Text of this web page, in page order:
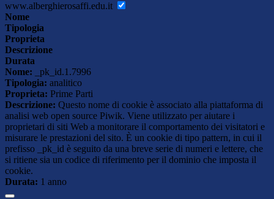
www.alberghierosaffi.edu.it
Nome
Tipologia
Proprieta
Descrizione
Durata
Nome: _pk_id.1.7996
Tipologia: analitico
Proprieta: Prime Parti
Descrizione: Questo nome di cookie è associato alla piattaforma di
analisi web open source Piwik. Viene utilizzato per aiutare i
proprietari di siti Web a monitorare il comportamento dei visitatori e
misurare le prestazioni del sito. È un cookie di tipo pattern, in cui il
prefisso _pk_id è seguito da una breve serie di numeri e lettere, che
si ritiene sia un codice di riferimento per il dominio che imposta il
cookie.
Durata: 1 anno